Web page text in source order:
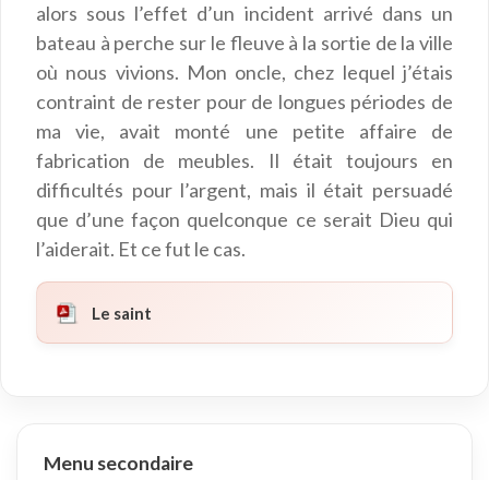
Menu secondaire
alors sous l’effet d’un incident arrivé dans un
bateau à perche sur le fleuve à la sortie de la ville
où nous vivions. Mon oncle, chez lequel j’étais
contraint de rester pour de longues périodes de
ma vie, avait monté une petite affaire de
fabrication de meubles. Il était toujours en
difficultés pour l’argent, mais il était persuadé
que d’une façon quelconque ce serait Dieu qui
l’aiderait. Et ce fut le cas.
Le saint